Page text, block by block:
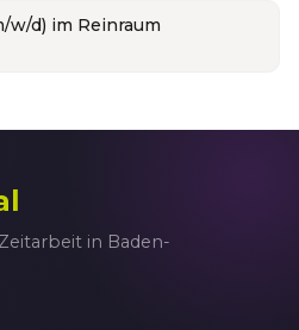
d) im Reinraum
in Baden-